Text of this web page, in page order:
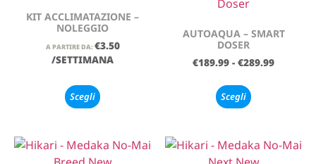
KIT ACCLIMATAZIONE –
NOLEGGIO
A PARTIRE DA: €3.50
/SETTIMANA
Scegli
AUTOAQUA – SMART
DOSER
€189.99 - €289.99
Scegli